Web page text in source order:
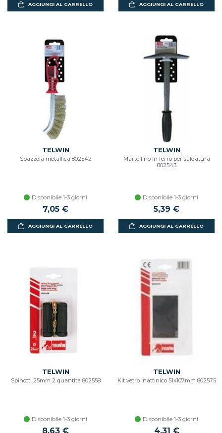
AGGIUNGI AL CARRELLO AGGIUNGI AL CARRELLO
TELWIN
Spazzola metallica 802542
Disponibile 1-3 giorni
7,05 €
AGGIUNGI AL CARRELLO
TELWIN
Martellino in ferro per saldatura
802543
Disponibile 1-3 giorni
5,39 €
AGGIUNGI AL CARRELLO
TELWIN
Spinotti 25mm 2 quantita 802558
Disponibile 1-3 giorni
8,63 €
TELWIN
Kit vetro inattinico 51x107mm 802575
Disponibile 1-3 giorni
4,31 €